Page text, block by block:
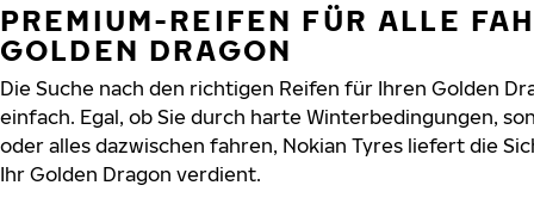
PREMIUM-REIFEN FÜR ALLE
GOLDEN DRAGON
Die Suche nach den richtigen Reifen für Ihren Golden
einfach. Egal, ob Sie durch harte Winterbedingungen,
oder alles dazwischen fahren, Nokian Tyres liefert die
Ihr Golden Dragon verdient.